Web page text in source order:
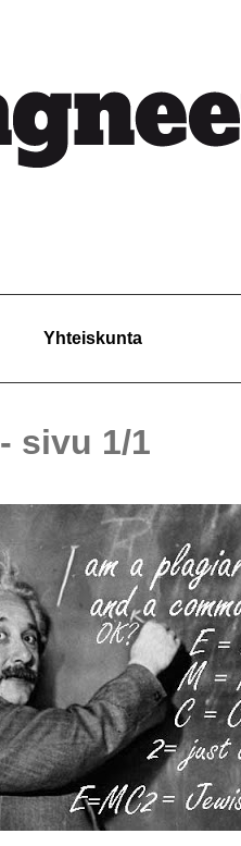
Yhteiskunta
- sivu 1/1